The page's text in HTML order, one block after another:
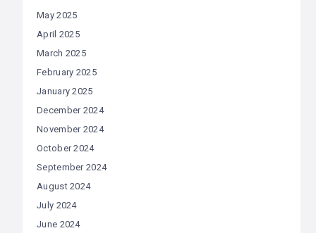
May 2025
April 2025
March 2025
February 2025
January 2025
December 2024
November 2024
October 2024
September 2024
August 2024
July 2024
June 2024